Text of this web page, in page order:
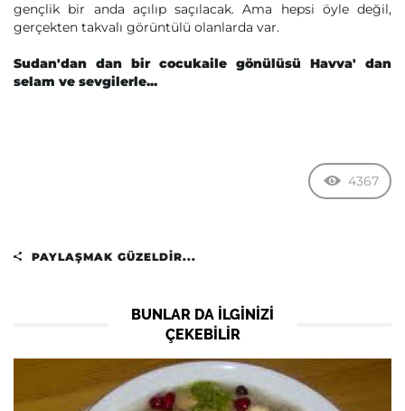
gençlik bir anda açılıp saçılacak. Ama hepsi öyle değil,
gerçekten takvalı görüntülü olanlarda var.
Sudan'dan dan bir cocukaile gönülüsü Havva' dan
selam ve sevgilerle...
4367
PAYLAŞMAK GÜZELDIR...
BUNLAR DA ILGINIZI
ÇEKEBILIR